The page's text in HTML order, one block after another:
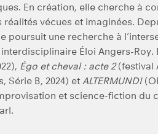
En création, elle cherche à
vécues et imaginées.
poursuit une recherche à
interdisciplinaire Éloi Angers-
Égo et cheval : acte 2(festival
Série B, 2024) et ALTERMUNDI
et science-fiction du